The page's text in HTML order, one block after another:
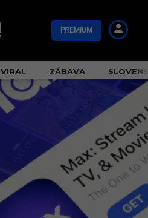
PREMIUM
VIRAL ZÁBAVA